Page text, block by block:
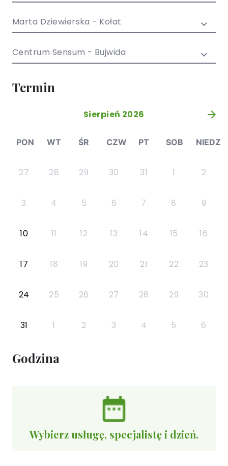
młodzieży
Marta Dziewierska - Kołat
Centrum Sensum - Bujwida
Termin
Sierpień 2026 »
PON WT ŚR CZW PT SOB NIEDZ
27 28 29 30 31 1 2
3 4 5 6 7 8 9
10 11 12 13 14 15 16
17 18 19 20 21 22 23
24 25 26 27 28 29 30
31 1 2 3 4 5 6
Godzina
Wybierz usługę, specjalistę i dzień.